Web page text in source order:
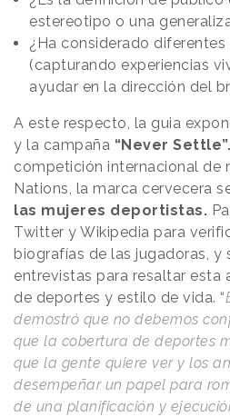
estereotipo o una
¿Ha considerado
(capturando experiencias
ayudar en la dirección del
A este respecto, la guia
y la campaña “Never Settle”.
competición internacional de
Nations, la marca cervecera
las mujeres deportistas.
Twitter y Wikipedia para
biografías de las jugadoras, y
entrevistas para resaltar esta
de deportes y estilo de vida. “
demostró que no debemos
que la cobertura de deportes
que la gente quiere ver y los
desempeñar un papel para
de una planificación y